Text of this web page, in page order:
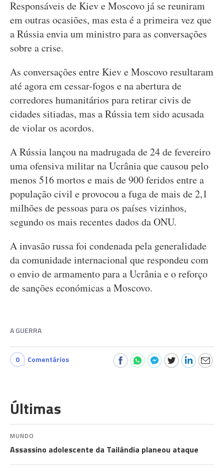
Responsáveis de Kiev e Moscovo já se reuniram
em outras ocasiões, mas esta é a primeira vez que
a Rússia envia um ministro para as conversações
sobre a crise.
As conversações entre Kiev e Moscovo resultaram
até agora em cessar-fogos e na abertura de
corredores humanitários para retirar civis de
cidades sitiadas, mas a Rússia tem sido acusada
de violar os acordos.
A Rússia lançou na madrugada de 24 de fevereiro
uma ofensiva militar na Ucrânia que causou pelo
menos 516 mortos e mais de 900 feridos entre a
população civil e provocou a fuga de mais de 2,1
milhões de pessoas para os países vizinhos,
segundo os mais recentes dados da ONU.
A invasão russa foi condenada pela generalidade
da comunidade internacional que respondeu com
o envio de armamento para a Ucrânia e o reforço
de sanções económicas a Moscovo.
A GUERRA
0 Comentários
Últimas
MUNDO
Assassino adolescente da Tailândia planeou ataque